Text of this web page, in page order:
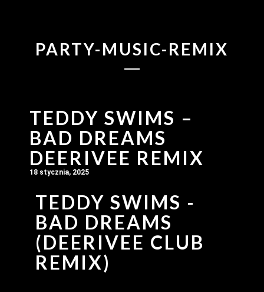
PARTY-MUSIC-REMIX
TEDDY SWIMS –
BAD DREAMS
DEERIVEE REMIX
18 stycznia, 2025
TEDDY SWIMS -
BAD DREAMS
(DEERIVEE CLUB
REMIX)